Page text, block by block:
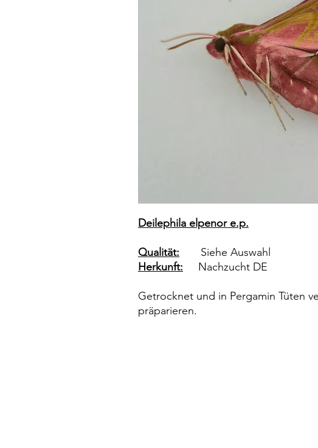
Deilephila elpenor e.p.
Qualität: Siehe Auswahl
Herkunft: Nachzucht DE
Getrocknet und in Pergamin Tüten
präparieren.